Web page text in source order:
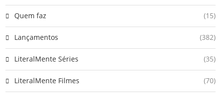
Quem faz (15)
Lançamentos (382)
LiteralMente Séries (35)
LiteralMente Filmes (70)